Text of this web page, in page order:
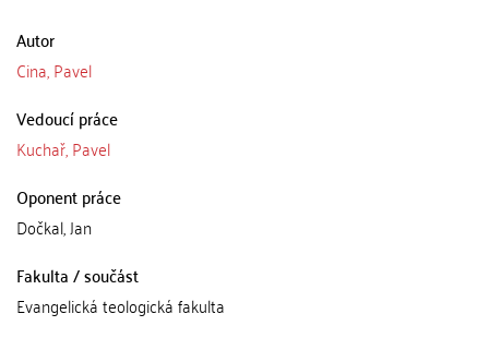
Autor
Cina, Pavel
Vedoucí práce
Kuchař, Pavel
Oponent práce
Dočkal, Jan
Fakulta / součást
Evangelická teologická fakulta